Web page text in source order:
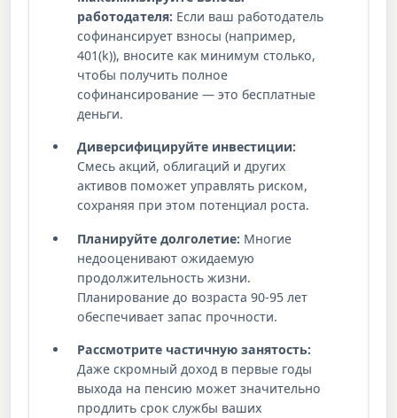
работодателя: Если ваш работодатель
софинансирует взносы (например,
401(k)), вносите как минимум столько,
чтобы получить полное
софинансирование — это бесплатные
деньги.
Диверсифицируйте инвестиции:
Смесь акций, облигаций и других
активов поможет управлять риском,
сохраняя при этом потенциал роста.
Планируйте долголетие: Многие
недооценивают ожидаемую
продолжительность жизни.
Планирование до возраста 90-95 лет
обеспечивает запас прочности.
Рассмотрите частичную занятость:
Даже скромный доход в первые годы
выхода на пенсию может значительно
продлить срок службы ваших